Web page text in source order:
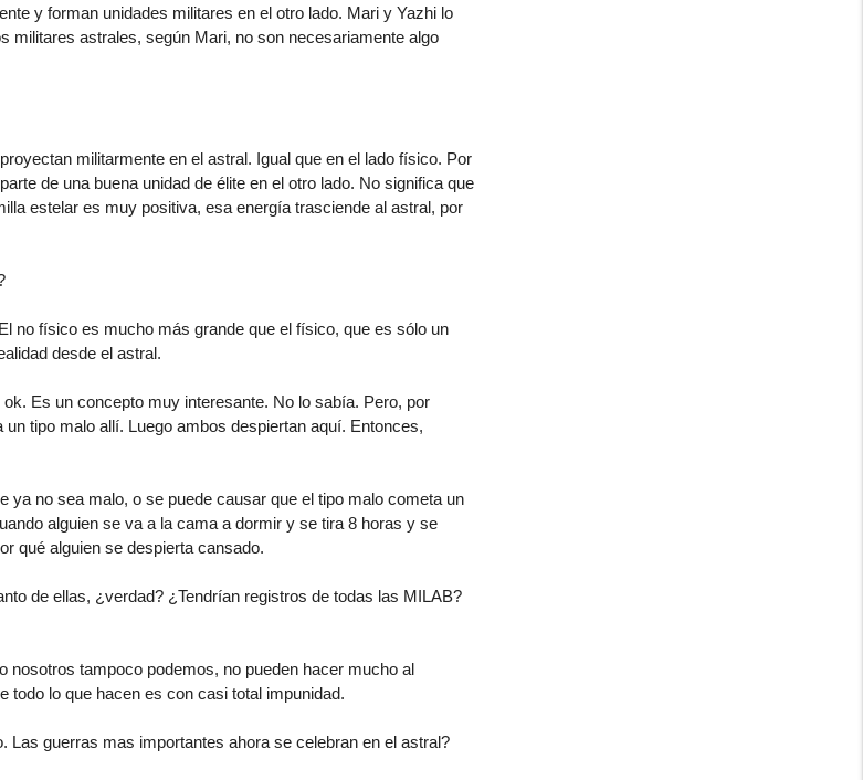
y forman unidades militares en el otro lado. Mari y Yazhi lo
militares astrales, según Mari, no son necesariamente algo
militarmente en el astral. Igual que en el lado físico. Por
de una buena unidad de élite en el otro lado. No significa que
estelar es muy positiva, esa energía trasciende al astral, por
no físico es mucho más grande que el físico, que es sólo un
desde el astral.
Es un concepto muy interesante. No lo sabía. Pero, por
tipo malo allí. Luego ambos despiertan aquí. Entonces,
ya no sea malo, o se puede causar que el tipo malo cometa un
alguien se va a la cama a dormir y se tira 8 horas y se
qué alguien se despierta cansado.
de ellas, ¿verdad? ¿Tendrían registros de todas las MILAB?
nosotros tampoco podemos, no pueden hacer mucho al
todo lo que hacen es con casi total impunidad.
Las guerras mas importantes ahora se celebran en el astral?